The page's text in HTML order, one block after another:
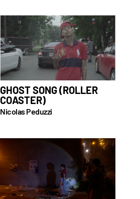
GHOST SONG (ROLLER
COASTER)
Nicolas Peduzzi